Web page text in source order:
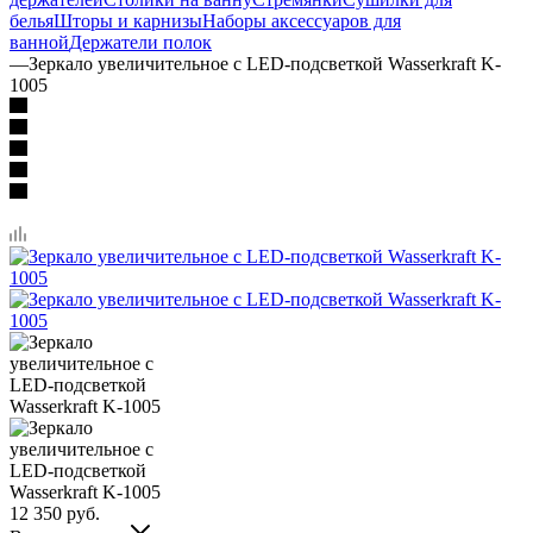
бельяШторы и карнизыНаборы аксессуаров для
ваннойДержатели полок
—Зеркало увеличительное с LED-подсветкой Wasserkraft K-
1005
12 350 руб.